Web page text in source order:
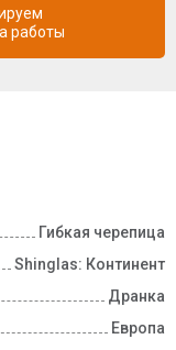
Гибкая черепица
Shinglas: Континент
Дранка
Европа
работы